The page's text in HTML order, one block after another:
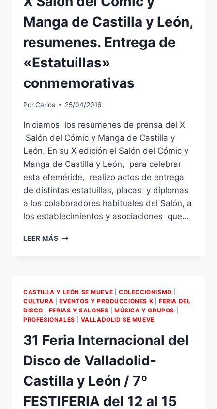
7º
FESTIFERIA
Manga de Castilla y León,
resumenes. Entrega de
«Estatuillas»
conmemorativas
PorCarlos 25/04/2016
Iniciamos los resúmenes de prensa del X
Salón del Cómic y Manga de Castilla y
León. En su X edición el Salón del Cómic y
Manga de Castilla y León, para celebrar
esta efeméride, realizo actos de entrega
de distintas estatuillas, placas y diplomas
a los colaboradores habituales del Salón, a
los establecimientos y asociaciones que…
LEER MÁS
MANGA
CASTILLA
Y
RESUMENES.
ENTREGA
DE
«ESTATUILLAS»
CONMEMORATIVAS
CASTILLA Y LEÓN SE MUEVE |COLECCIONISMO
CULTURA
EVENTOS Y PRODUCCIONES K |FERIA DEL
DISCO
FERIAS Y SALONES |MÚSICA Y GRUPOS
PROFESIONALES
VALLADOLID SE MUEVE
31 Feria Internacional del
Disco de Valladolid-
Castilla y León / 7º
FESTIFERIA del 12 al 15